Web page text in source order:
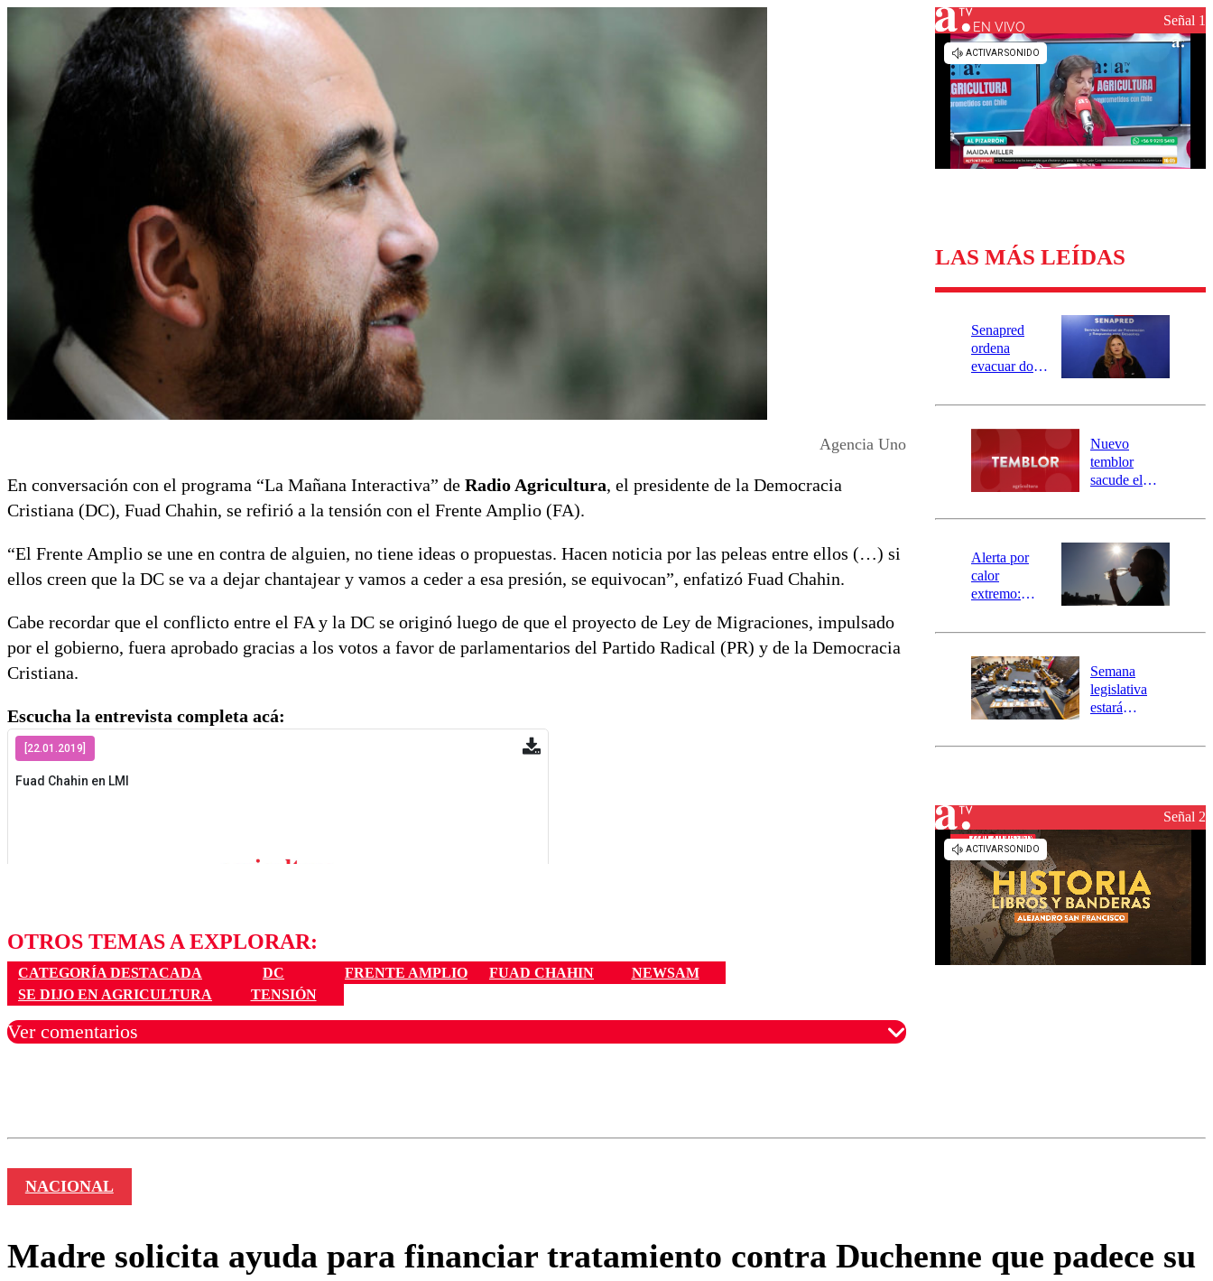
Universidad de Chile
Sustentabilidad
Agencia Uno
En conversación con el programa “La Mañana Interactiva” de Radio Agricultura, el presidente de la Democracia
Cristiana (DC), Fuad Chahin, se refirió a la tensión con el Frente Amplio (FA).
“El Frente Amplio se une en contra de alguien, no tiene ideas o propuestas. Hacen noticia por las peleas entre ellos (…) si
ellos creen que la DC se va a dejar chantajear y vamos a ceder a esa presión, se equivocan”, enfatizó Fuad Chahin.
Cabe recordar que el conflicto entre el FA y la DC se originó luego de que el proyecto de Ley de Migraciones, impulsado
por el gobierno, fuera aprobado gracias a los votos a favor de parlamentarios del Partido Radical (PR) y de la Democracia
Cristiana.
Escucha la entrevista completa acá:
OTROS TEMAS A EXPLORAR:
CATEGORÍA DESTACADA DC FRENTE AMPLIO FUAD CHAHIN
NEWSAM
SE DIJO EN AGRICULTURA
TENSIÓN
Ver comentarios
EN VIVO Señal 1
LAS MÁS LEÍDAS
Senapred
ordena
evacuar dos
Carahue por
río Damas:
activa
mensajería
SAE
Nuevo
temblor
sacude el
revisa la
epicentro
Alerta por
calor
extremo:
activa Alerta
Preventiva en
tres comunas
Semana
legislativa
estará
el fin de la
reconstrucciónSeñal 2
NACIONAL
Madre solicita ayuda para financiar tratamiento contra Duchenne que padece su